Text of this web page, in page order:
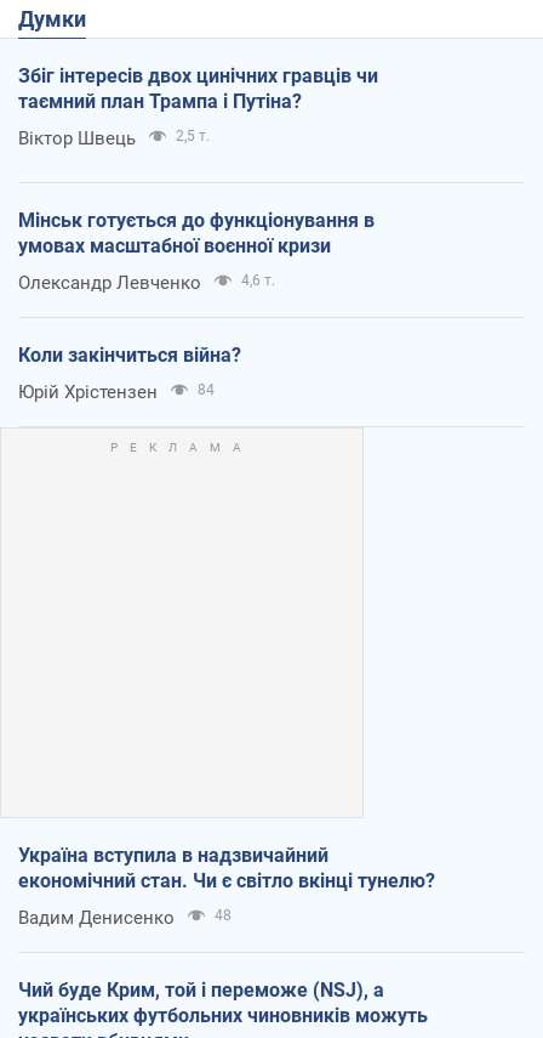
Думки
Збіг інтересів двох цинічних гравців чи
таємний план Трампа і Путіна?
Віктор Швець 2,5 т.
Мінськ готується до функціонування в
умовах масштабної воєнної кризи
Олександр Левченко 4,6 т.
Коли закінчиться війна?
Юрій Хрістензен 84
Україна вступила в надзвичайний
економічний стан. Чи є світло вкінці тунелю?
Вадим Денисенко 48
Чий буде Крим, той і переможе (NSJ), а
українських футбольних чиновників можуть